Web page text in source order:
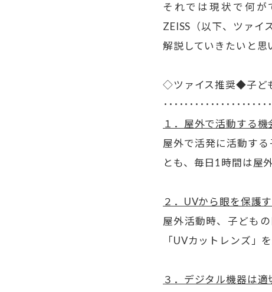
それでは現状で何
ZEISS（以下、ツァイ
解説していきたいと思
◇ツァイス推奨◆子ど
･･･････････････････
１．屋外で活動する機
屋外で活発に活動す
とも、毎日1時間は屋
２．UVから眼を保護
屋外活動時、子ども
「UVカットレンズ」
３．デジタル機器は適